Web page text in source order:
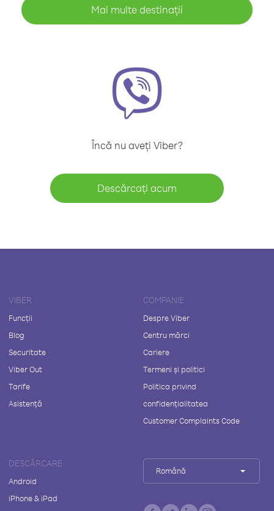
Mai multe destinații
Încă nu aveți Viber?
Descărcați acum
VIBER
Funcții
Blog
Securitate
Viber Out
Tarife
Asistență
COMPANIE
Despre Viber
Centru mărci
Cariere
Termeni și politici
Politica privind
confidențialitatea
Customer Complaints Code
DESCĂRCARE
Android
iPhone & iPad
Română